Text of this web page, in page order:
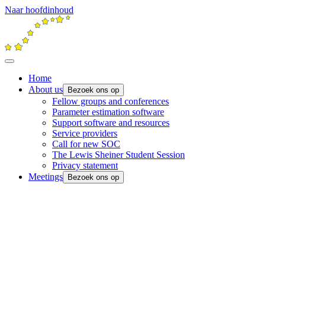
Naar hoofdinhoud
Home
About us
Bezoek ons op
Fellow groups and conferences
Parameter estimation software
Support software and resources
Service providers
Call for new SOC
The Lewis Sheiner Student Session
Privacy statement
Meetings
Bezoek ons op